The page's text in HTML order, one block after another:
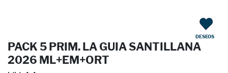
PACK 5 PRIM. LA GUIA SANTILLANA
2026 ML+EM+ORT
DESEOS